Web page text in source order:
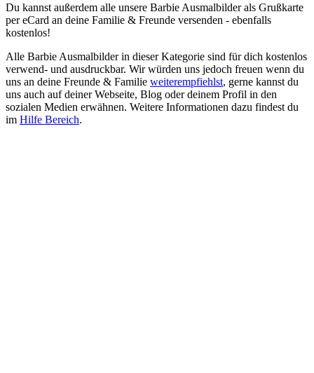
Du kannst außerdem alle unsere Barbie Ausmalbilder als Grußkarte
per eCard an deine Familie & Freunde versenden - ebenfalls
kostenlos!
Alle Barbie Ausmalbilder in dieser Kategorie sind für dich kostenlos
verwend- und ausdruckbar. Wir würden uns jedoch freuen wenn du
uns an deine Freunde & Familie weiterempfiehlst, gerne kannst du
uns auch auf deiner Webseite, Blog oder deinem Profil in den
sozialen Medien erwähnen. Weitere Informationen dazu findest du
im Hilfe Bereich.